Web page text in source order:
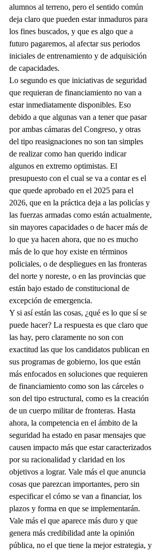
alumnos al terreno, pero el sentido común
deja claro que pueden estar inmaduros para
los fines buscados, y que es algo que a
futuro pagaremos, al afectar sus periodos
iniciales de entrenamiento y de adquisición
de capacidades.
Lo segundo es que iniciativas de seguridad
que requieran de financiamiento no van a
estar inmediatamente disponibles. Eso
debido a que algunas van a tener que pasar
por ambas cámaras del Congreso, y otras
del tipo reasignaciones no son tan simples
de realizar como han querido indicar
algunos en extremo optimistas. El
presupuesto con el cual se va a contar es el
que quede aprobado en el 2025 para el
2026, que en la práctica deja a las policías y
las fuerzas armadas como están actualmente,
sin mayores capacidades o de hacer más de
lo que ya hacen ahora, que no es mucho
más de lo que hoy existe en términos
policiales, o de despliegues en las fronteras
del norte y noreste, o en las provincias que
están bajo estado de constitucional de
excepción de emergencia.
Y si así están las cosas, ¿qué es lo que sí se
puede hacer? La respuesta es que claro que
las hay, pero claramente no son con
exactitud las que los candidatos publican en
sus programas de gobierno, los que están
más enfocados en soluciones que requieren
de financiamiento como son las cárceles o
son del tipo estructural, como es la creación
de un cuerpo militar de fronteras. Hasta
ahora, la competencia en el ámbito de la
seguridad ha estado en pasar mensajes que
causen impacto más que estar caracterizados
por su racionalidad y claridad en los
objetivos a lograr. Vale más el que anuncia
cosas que parezcan importantes, pero sin
especificar el cómo se van a financiar, los
plazos y forma en que se implementarán.
Vale más el que aparece más duro y que
genera más credibilidad ante la opinión
pública, no el que tiene la mejor estrategia, y